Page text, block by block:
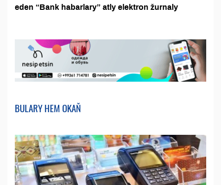
eden “Bank habarlary” atly elektron žurnaly
BULARY HEM OKAŇ